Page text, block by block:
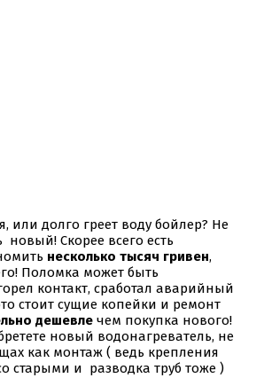
или долго греет воду бойлер? Не
новый! Скорее всего есть
несколько тысяч гривен,
Поломка может быть
контакт, сработал аварийный
стоит сущие копейки и ремонт
дешевле чем покупка нового!
новый водонагреватель, не
как монтаж ( ведь крепления
старыми и разводка труб тоже )